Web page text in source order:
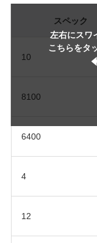
左右にスワ
こちらをタ
スペック
10
8100
6400
4
12